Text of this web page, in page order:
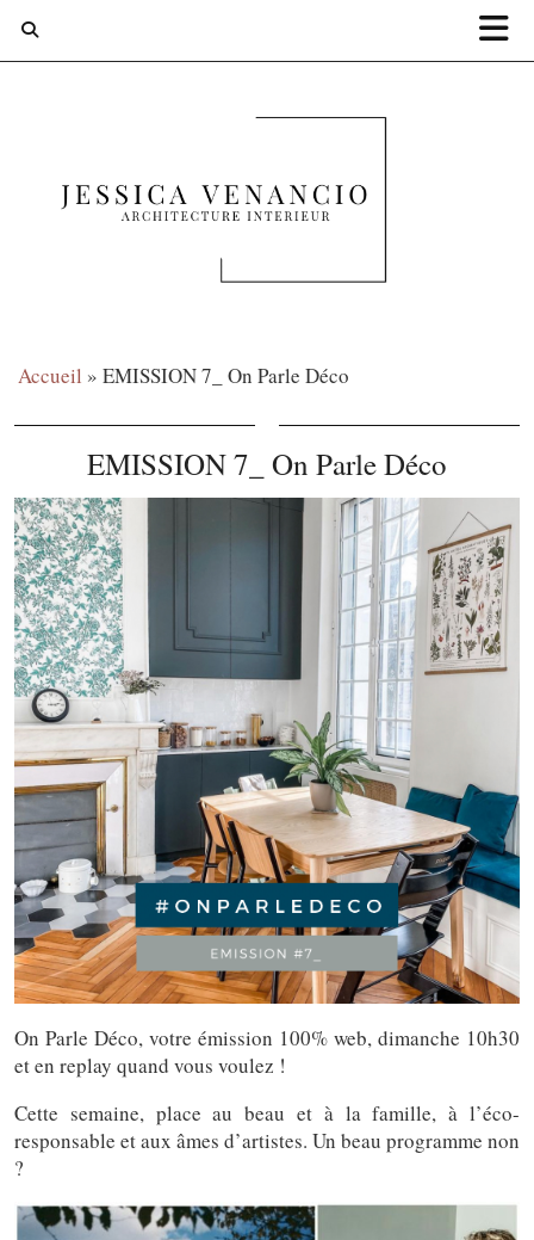
Accueil » EMISSION 7_ On Parle Déco
EMISSION 7_ On Parle Déco
On Parle Déco, votre émission 100% web, dimanche 10h30
et en replay quand vous voulez !
Cette semaine, place au beau et à la famille, à l’éco-
responsable et aux âmes d’artistes. Un beau programme non
?